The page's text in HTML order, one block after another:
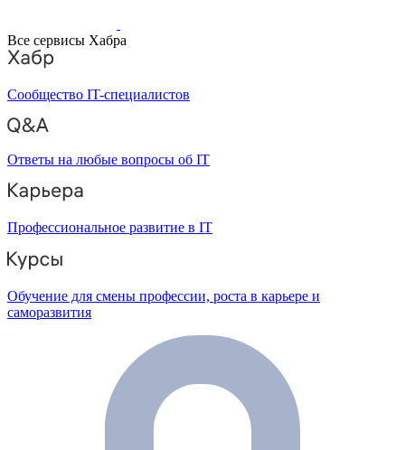
Все сервисы Хабра
Сообщество IT-специалистов
Ответы на любые вопросы об IT
Профессиональное развитие в IT
Обучение для смены профессии, роста в карьере и
саморазвития